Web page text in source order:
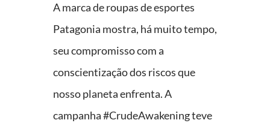
A marca de roupas de esportes
Patagonia mostra, há muito tempo,
seu compromisso com a
conscientização dos riscos que
nosso planeta enfrenta. A
campanha #CrudeAwakening teve